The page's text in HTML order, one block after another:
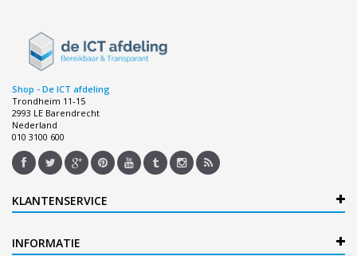
Shop - De ICT afdeling
Trondheim 11-15
2993 LE Barendrecht
Nederland
010 3100 600
KLANTENSERVICE
INFORMATIE